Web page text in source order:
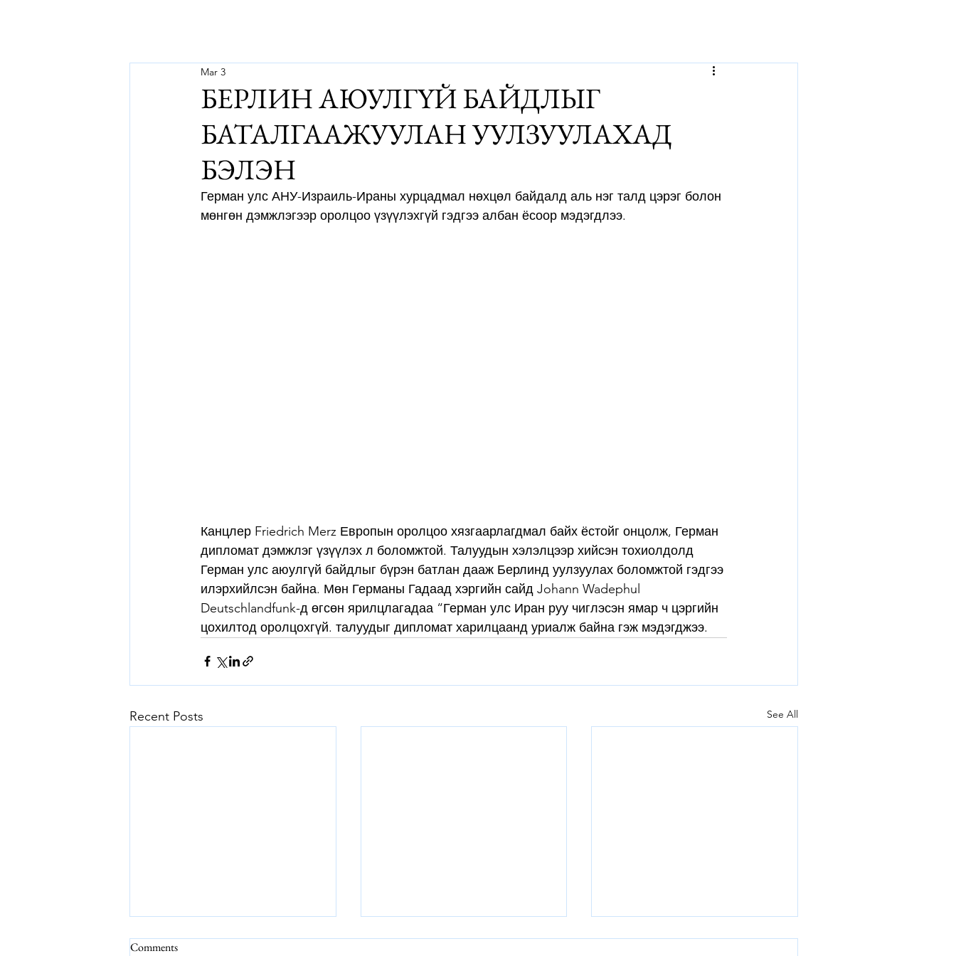
БЕРЛИН АЮУЛГҮЙ БАЙДЛЫГ
БАТАЛГААЖУУЛАН УУЛЗУУЛАХАД
БЭЛЭН
Mar 3
Герман улс АНУ-Израиль-Ираны хурцадмал нөхцөл байдалд аль нэг талд цэрэг болон
мөнгөн дэмжлэгээр оролцоо үзүүлэхгүй гэдгээ албан ёсоор мэдэгдлээ.
Канцлер Friedrich Merz Европын оролцоо хязгаарлагдмал байх ёстойг онцолж, Герман
дипломат дэмжлэг үзүүлэх л боломжтой. Талуудын хэлэлцээр хийсэн тохиолдолд
Герман улс аюулгүй байдлыг бүрэн батлан дааж Берлинд уулзуулах боломжтой гэдгээ
илэрхийлсэн байна. Мөн Германы Гадаад хэргийн сайд Johann Wadephul
Deutschlandfunk-д өгсөн ярилцлагадаа “Герман улс Иран руу чиглэсэн ямар ч цэргийн
цохилтод оролцохгүй. талуудыг дипломат харилцаанд уриалж байна гэж мэдэгджээ.
Recent Posts See All
Comments